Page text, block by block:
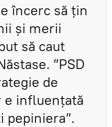
încerc să țin
și merii
să caut
”PSD
de
e influențată
pepiniera”.